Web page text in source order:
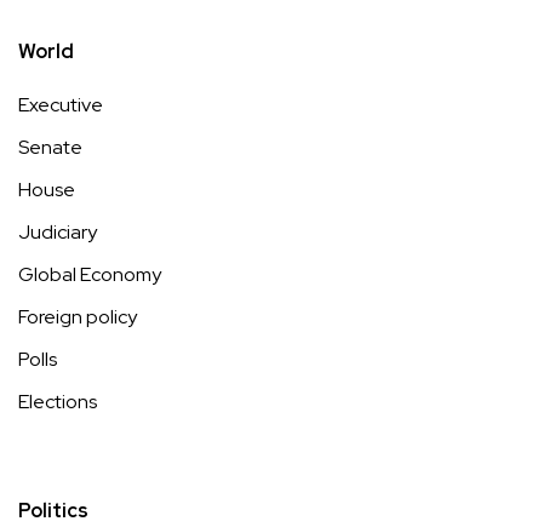
World
Executive
Senate
House
Judiciary
Global Economy
Foreign policy
Polls
Elections
Politics